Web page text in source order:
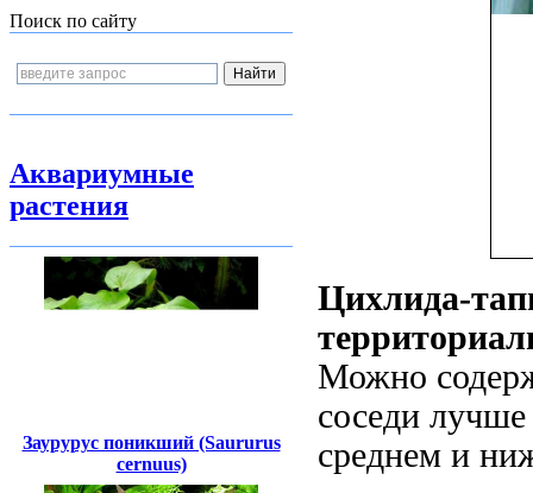
Поиск по сайту
Аквариумные
растения
Заурурус поникший (Saururus
cernuus)
Цихлида-
Можно
соседи
среднем и